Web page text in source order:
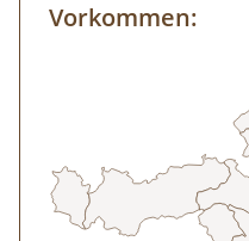
Vorkommen: